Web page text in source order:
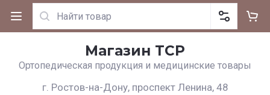
Магазин ТСР
Ортопедическая продукция и медицинские товары
г. Ростов-на-Дону, проспект Ленина, 48